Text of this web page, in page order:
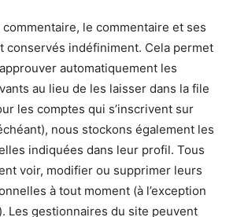
le commentaire et ses
conservés indéfiniment. Cela permet
automatiquement les
au lieu de les laisser dans la file
les comptes qui s’inscrivent sur
nous stockons également les
indiquées dans leur profil. Tous
voir, modifier ou supprimer leurs
à tout moment (à l’exception
Les gestionnaires du site peuvent